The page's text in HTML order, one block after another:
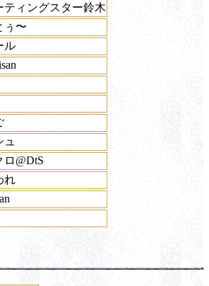
ティングスター鈴木
ぅ〜
ル
ロ@DtS
れ